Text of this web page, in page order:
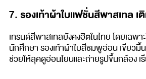
7. รองเท้าผ้าใบแฟชั่นสีพาสเทล
เทรนด์สีพาสเทลยังคงฮิตในไทย โดยเฉพา
นักศึกษา รองเท้าผ้าใบสีชมพูอ่อน เขียวมิ้
ช่วยให้ลุคดูอ่อนโยนและถ่ายรูปขึ้นกล้อง